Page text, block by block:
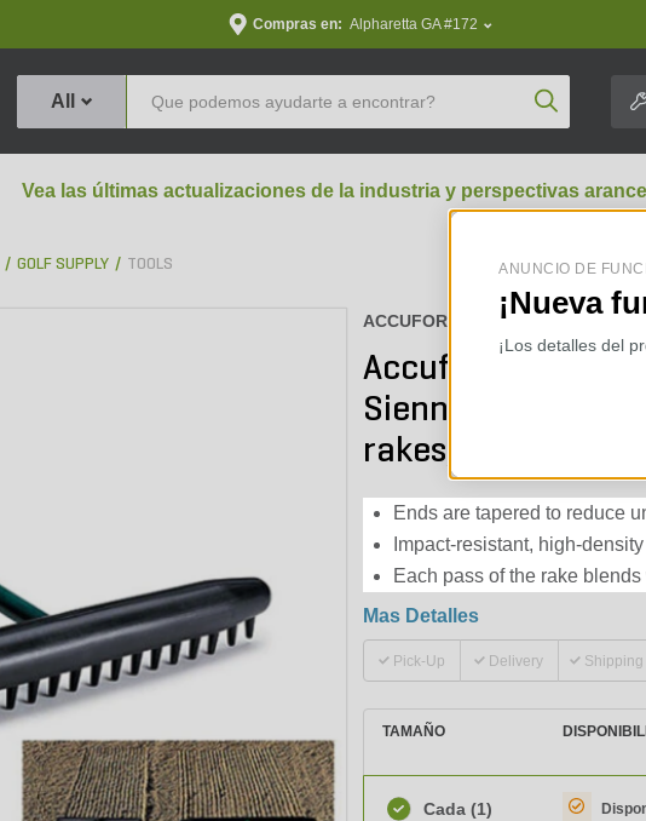
Compras en: Alpharetta GA #172
All Product
Vea las últimas actualizaciones de la industria y perspectivas
GOLF SUPPLY TOOLS
ACCUFORM : 990-1025
Accuform Bunker
Sienna Brown
rakes/box)
Ends are tapered to reduce
Impact-resistant, high-
Each pass of the rake
Mas Detalles
Pick-Up Delivery Shipping
TAMAÑO
Cada (1)
ANUNCIO DE
¡Nueva
¡Los detalles del